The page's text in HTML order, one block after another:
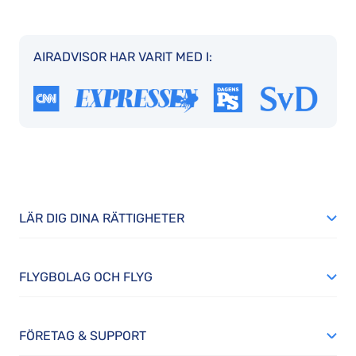
AIRADVISOR HAR VARIT MED I:
LÄR DIG DINA RÄTTIGHETER
FLYGBOLAG OCH FLYG
FÖRETAG & SUPPORT